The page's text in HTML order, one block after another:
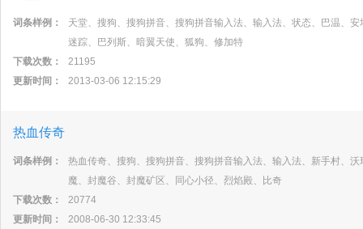
词条样例：
天堂、搜狗、搜狗拼音、搜狗拼音输入法、输入法、状态、巴温、
迷踪、巴列斯、暗翼天使、狐狗、修加特
下载次数：
21195
更新时间：
2013-03-06 12:15:29
热血传奇
词条样例：
热血传奇、搜狗、搜狗拼音、搜狗拼音输入法、输入法、新手村、
魔、封魔谷、封魔矿区、同心小径、烈焰殿、比奇
下载次数：
20774
更新时间：
2008-06-30 12:33:45